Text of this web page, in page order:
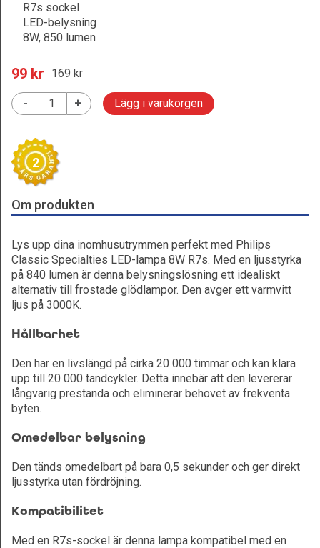
R7s sockel
LED-belysning
8W, 850 lumen
99 kr 169 kr
- + Lägg i varukorgen
2
Om produkten
Lys upp dina inomhusutrymmen perfekt med Philips
Classic Specialties LED-lampa 8W R7s. Med en ljusstyrka
på 840 lumen är denna belysningslösning ett idealiskt
alternativ till frostade glödlampor. Den avger ett varmvitt
ljus på 3000K.
Hållbarhet
Den har en livslängd på cirka 20 000 timmar och kan klara
upp till 20 000 tändcykler. Detta innebär att den levererar
långvarig prestanda och eliminerar behovet av frekventa
byten.
Omedelbar belysning
Den tänds omedelbart på bara 0,5 sekunder och ger direkt
ljusstyrka utan fördröjning.
Kompatibilitet
Med en R7s-sockel är denna lampa kompatibel med en